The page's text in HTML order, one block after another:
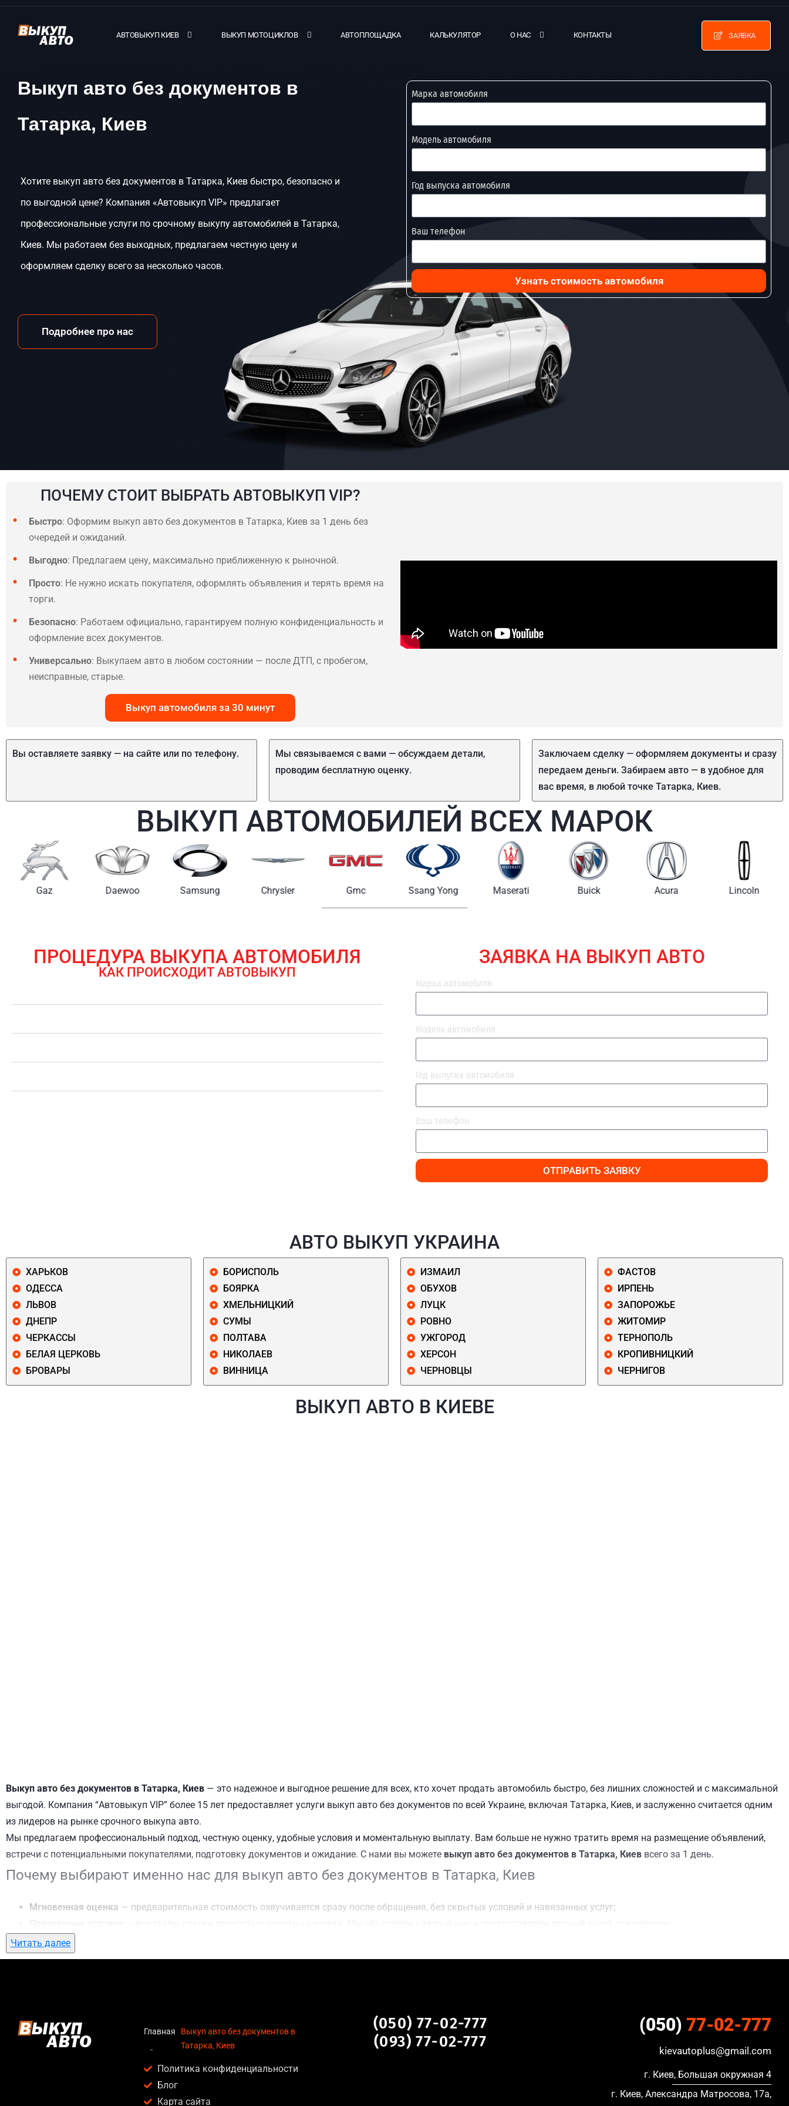
АВТОВЫКУП КИЕВ ВЫКУП МОТОЦИКЛОВ АВТОПЛОЩАДКА КАЛЬКУЛЯТОР О НАС КОНТАКТЫ ЗАЯВКА
Выкуп авто без документов в
Татарка, Киев
Хотите выкуп авто без документов в Татарка, Киев быстро, безопасно и
по выгодной цене? Компания «Автовыкуп VIP» предлагает
профессиональные услуги по срочному выкупу автомобилей в Татарка,
Киев. Мы работаем без выходных, предлагаем честную цену и
оформляем сделку всего за несколько часов.
Подробнее про нас
Марка автомобиля
Модель автомобиля
Год выпуска автомобиля
Ваш телефон
Узнать стоимость автомобиля
ПОЧЕМУ СТОИТ ВЫБРАТЬ АВТОВЫКУП VIP?
Быстро: Оформим выкуп авто без документов в Татарка, Киев за 1 день без
очередей и ожиданий.
Выгодно: Предлагаем цену, максимально приближенную к рыночной.
Просто: Не нужно искать покупателя, оформлять объявления и терять время на
торги.
Безопасно: Работаем официально, гарантируем полную конфиденциальность и
оформление всех документов.
Универсально: Выкупаем авто в любом состоянии — после ДТП, с пробегом,
неисправные, старые.
Выкуп автомобиля за 30 минут
Вы оставляете заявку — на сайте или по телефону.
Мы связываемся с вами — обсуждаем детали,
проводим бесплатную оценку.
Заключаем сделку — оформляем документы и сразу
передаем деньги. Забираем авто — в удобное для
вас время, в любой точке Татарка, Киев.
ВЫКУП АВТОМОБИЛЕЙ ВСЕХ МАРОК
Gaz Daewoo Samsung Chrysler Gmc Ssang Yong Maserati Buick Acura Lincoln
ПРОЦЕДУРА ВЫКУПА АВТОМОБИЛЯ
КАК ПРОИСХОДИТ АВТОВЫКУП
ЗАЯВКА НА ВЫКУП АВТО
Марка автомобиля
Модель автомобиля
Год выпуска автомобиля
Ваш телефон
ОТПРАВИТЬ ЗАЯВКУ
АВТО ВЫКУП УКРАИНА
ХАРЬКОВ
ОДЕССА
ЛЬВОВ
ДНЕПР
ЧЕРКАССЫ
БЕЛАЯ ЦЕРКОВЬ
БРОВАРЫ
БОРИСПОЛЬ
БОЯРКА
ХМЕЛЬНИЦКИЙ
СУМЫ
ПОЛТАВА
НИКОЛАЕВ
ВИННИЦА
ИЗМАИЛ
ОБУХОВ
ЛУЦК
РОВНО
УЖГОРОД
ХЕРСОН
ЧЕРНОВЦЫ
ФАСТОВ
ИРПЕНЬ
ЗАПОРОЖЬЕ
ЖИТОМИР
ТЕРНОПОЛЬ
КРОПИВНИЦКИЙ
ЧЕРНИГОВ
ВЫКУП АВТО В КИЕВЕ
Выкуп авто без документов в Татарка, Киев — это надежное и выгодное решение для всех, кто хочет продать автомобиль быстро, без лишних сложностей и с максимальной
выгодой. Компания “Автовыкуп VIP” более 15 лет предоставляет услуги выкуп авто без документов по всей Украине, включая Татарка, Киев, и заслуженно считается одним
из лидеров на рынке срочного выкупа авто.
Мы предлагаем профессиональный подход, честную оценку, удобные условия и моментальную выплату. Вам больше не нужно тратить время на размещение объявлений,
встречи с потенциальными покупателями, подготовку документов и ожидание. С нами вы можете выкуп авто без документов в Татарка, Киев всего за 1 день.
Почему выбирают именно нас для выкуп авто без документов в Татарка, Киев
Мгновенная оценка — предварительная стоимость озвучивается сразу после обращения, без скрытых условий и навязанных услуг;
Гибкий подход
Честные цены— предлагаем до 95% от рыночной стоимости даже за авто после аварии или с пробегом;
Кому подойдет выкуп авто без документов в Татарка, Киев
Услуга выкуп авто без документов в Татарка, Киев актуальна для:
Владельцев автомобилей после аварии, когда восстановление экономически нецелесообразно;
Читать далее
Главная
Выкуп авто без документов в
Татарка, Киев
Политика конфиденциальности
Блог
Карта сайта
(050) 77-02-777
(093) 77-02-777
(050) 77-02-777
kievautoplus@gmail.com
г. Киев, Большая окружная 4
г. Киев, Александра Матросова, 17а,